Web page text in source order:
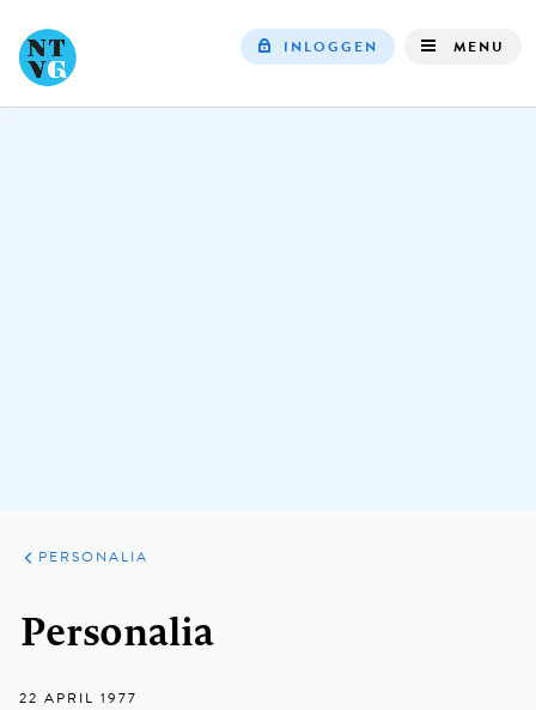
INLOGGEN MENU
ARTIKELEN
VARIA
PERSONALIA
Personalia
22 APRIL 1977